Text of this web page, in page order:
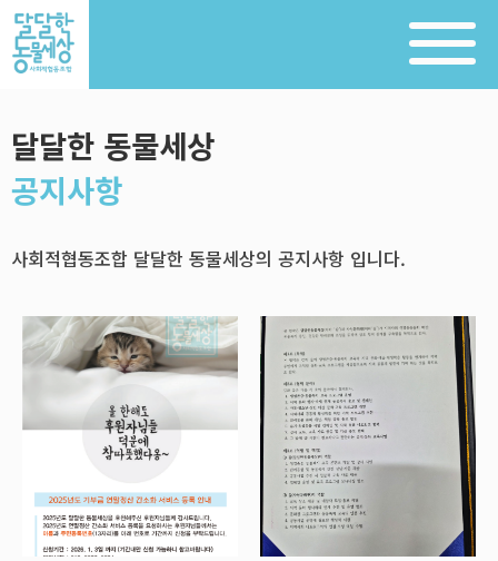
달달한 동물세상
공지사항
사회적협동조합 달달한 동물세상의 공지사항 입니다.